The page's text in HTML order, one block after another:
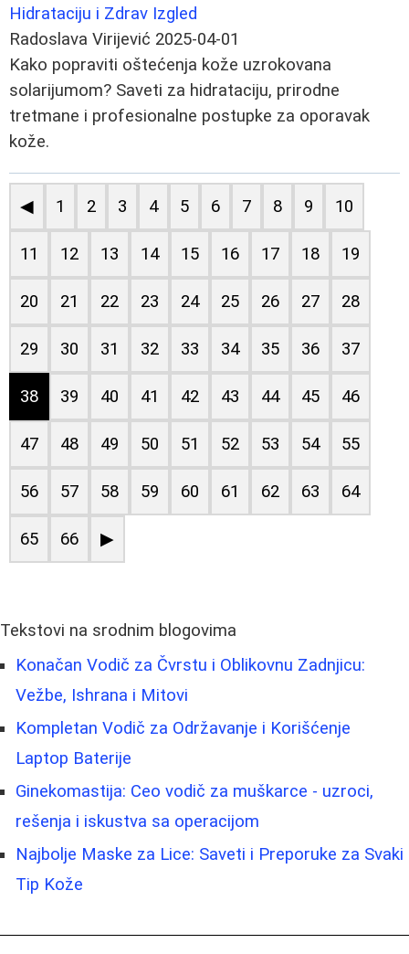
Hidrataciju i Zdrav Izgled
Radoslava Virijević 2025-04-01
Kako popraviti oštećenja kože uzrokovana
solarijumom? Saveti za hidrataciju, prirodne
tretmane i profesionalne postupke za oporavak
kože.
◀ 1 2 3 4 5 6 7 8 9 10
11 12 13 14 15 16 17 18 19
20 21 22 23 24 25 26 27 28
29 30 31 32 33 34 35 36 37
38 39 40 41 42 43 44 45 46
47 48 49 50 51 52 53 54 55
56 57 58 59 60 61 62 63 64
65 66 ▶
Tekstovi na srodnim blogovima
Konačan Vodič za Čvrstu i Oblikovnu Zadnjicu:
Vežbe, Ishrana i Mitovi
Kompletan Vodič za Održavanje i Korišćenje
Laptop Baterije
Ginekomastija: Ceo vodič za muškarce - uzroci,
rešenja i iskustva sa operacijom
Najbolje Maske za Lice: Saveti i Preporuke za Svaki
Tip Kože